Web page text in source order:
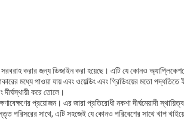
সরবরাহ করার জন্য ডিজাইন করা হয়েছে। এটি যে কোনও
মধ্যে পাওয়া যায় এবং ওয়েল্ডিং এবং গ্রিডিংয়ের মতো পদ্ধতিতে
করে তোলে।
প্রয়োজন। এর জারা প্রতিরোধী নকশা দীর্ঘমেয়াদী স্থায়িত্ব
পরিসরের সাথে, এটি সহজেই যে কোনও পরিবেশের সাথে খাপ